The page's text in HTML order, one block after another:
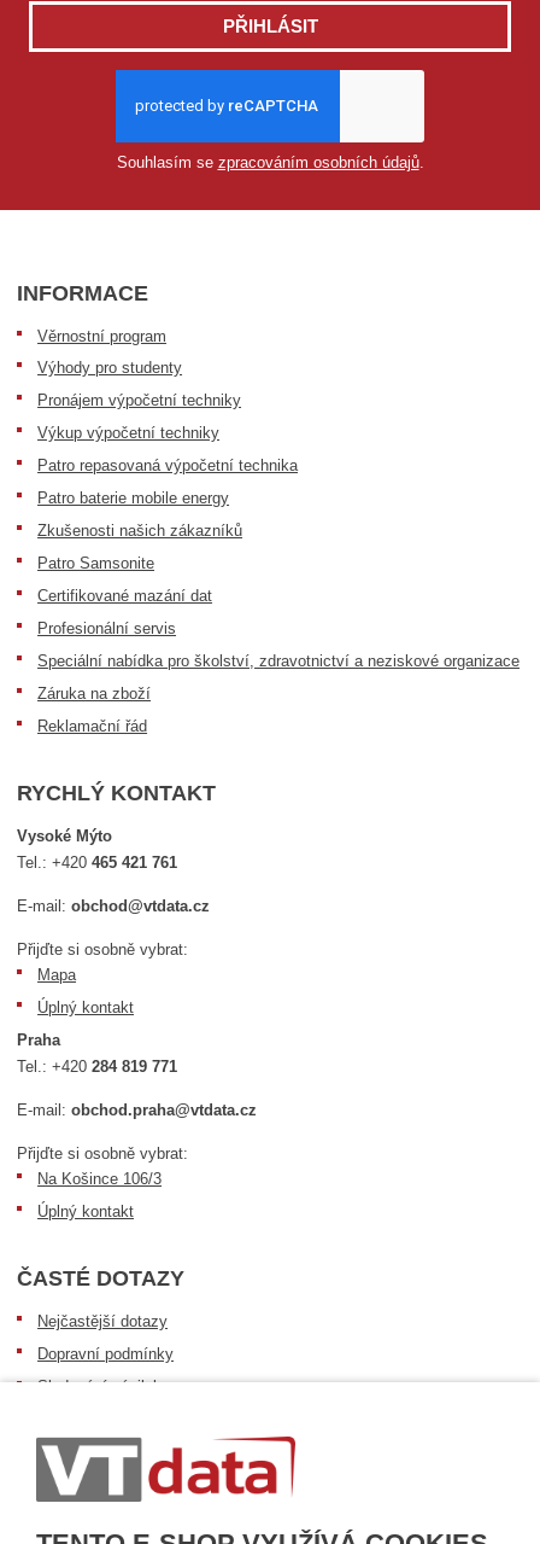
PŘIHLÁSIT
Souhlasím se zpracováním osobních údajů.
INFORMACE
Věrnostní program
Výhody pro studenty
Pronájem výpočetní techniky
Výkup výpočetní techniky
Patro repasovaná výpočetní technika
Patro baterie mobile energy
Zkušenosti našich zákazníků
Patro Samsonite
Certifikované mazání dat
Profesionální servis
Speciální nabídka pro školství, zdravotnictví a neziskové organizace
Záruka na zboží
Reklamační řád
RYCHLÝ KONTAKT
Vysoké Mýto
Tel.:+420465 421 761
E-mail:obchod@vtdata.cz
Přijďte si osobně vybrat:
Mapa
Úplný kontakt
Praha
Tel.:+420284 819 771
E-mail:obchod.praha@vtdata.cz
Přijďte si osobně vybrat:
Na Košince 106/3
Úplný kontakt
ČASTÉ DOTAZY
Nejčastější dotazy
Dopravní podmínky
Sledování zásilek
Informace k dostupnosti zboží
Obecné informace